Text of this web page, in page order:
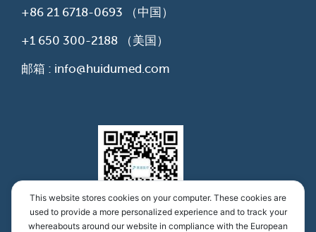
+86 21 6718-0693 （中国）
+1 650 300-2188 （美国）
邮箱 : info@huidumed.com
This website stores cookies on your computer. These cookies are
used to provide a more personalized experience and to track your
whereabouts around our website in compliance with the European